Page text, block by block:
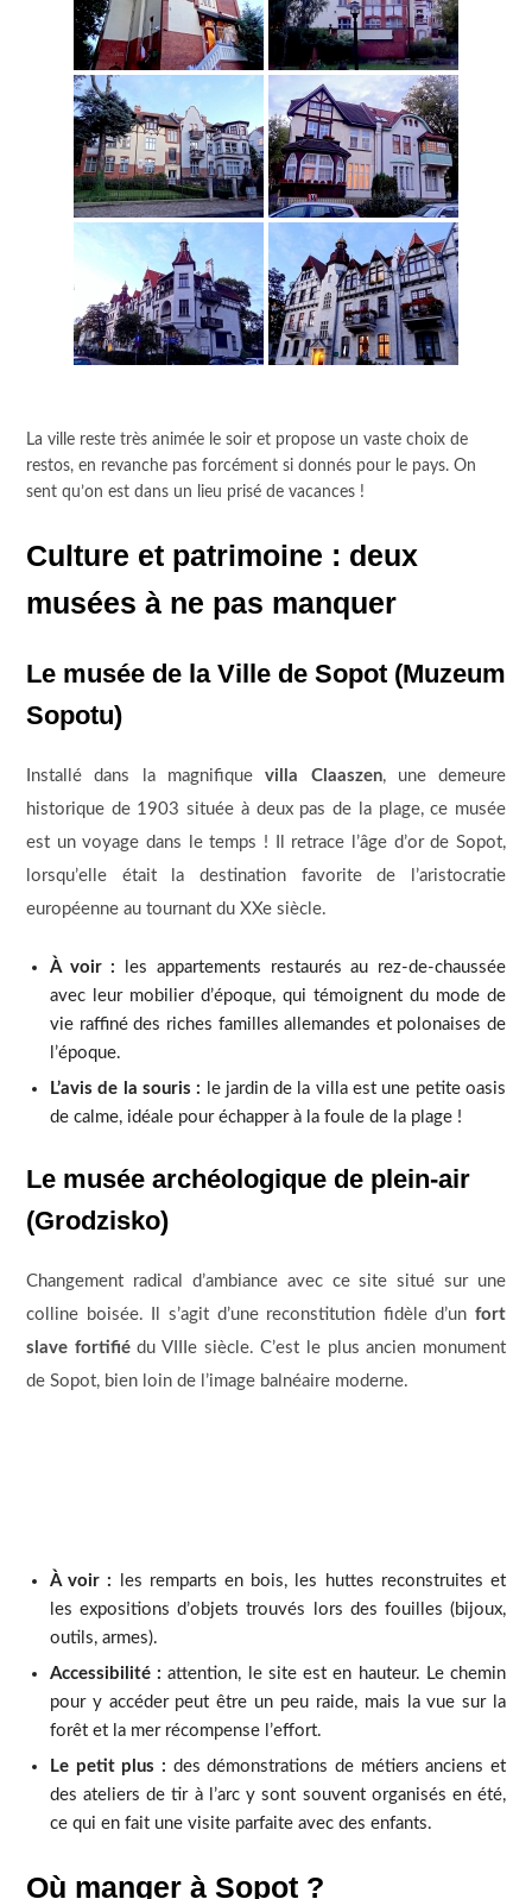
La ville reste très animée le soir et propose un vaste choix de
restos, en revanche pas forcément si donnés pour le pays. On
sent qu’on est dans un lieu prisé de vacances !
Culture et patrimoine : deux
musées à ne pas manquer
Le musée de la Ville de Sopot (Muzeum
Sopotu)
Installé dans la magnifiquevilla Claaszen, une demeure
historique de 1903 située à deux pas de la plage, ce musée
est un voyage dans le temps ! Il retrace l’âge d’or de Sopot,
lorsqu’elle était la destination favorite de l’aristocratie
européenne au tournant du XXe siècle.
À voir : les appartements restaurés au rez-de-chaussée
avec leur mobilier d’époque, qui témoignent du mode de
vie raffiné des riches familles allemandes et polonaises de
l’époque.
L’avis de la souris : le jardin de la villa est une petite oasis
de calme, idéale pour échapper à la foule de la plage !
Le musée archéologique de plein-air
(Grodzisko)
Changement radical d’ambiance avec ce site situé sur une
colline boisée. Il s’agit d’une reconstitution fidèle d’unfort
slave fortifiédu VIIIe siècle. C’est le plus ancien monument
de Sopot, bien loin de l’image balnéaire moderne.
À voir : les remparts en bois, les huttes reconstruites et
les expositions d’objets trouvés lors des fouilles (bijoux,
outils, armes).
Accessibilité : attention, le site est en hauteur. Le chemin
pour y accéder peut être un peu raide, mais la vue sur la
forêt et la mer récompense l’effort.
Le petit plus : des démonstrations de métiers anciens et
des ateliers de tir à l’arc y sont souvent organisés en été,
ce qui en fait une visite parfaite avec des enfants.
Où manger à Sopot ?